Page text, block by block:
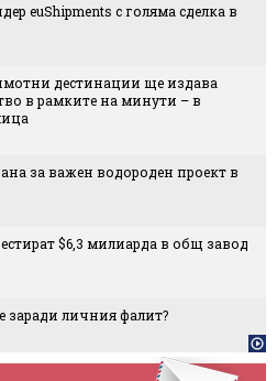
euShipments с голяма сделка в
дестинации ще издава
в рамките на минути – в
за важен водороден проект в
$6,3 милиарда в общ завод
заради личния фалит?